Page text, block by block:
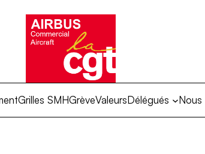
Grilles SMHGrèveValeursDélégués